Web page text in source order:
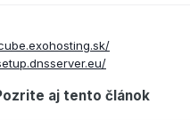
aj tento článok